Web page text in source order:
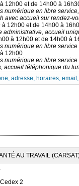
12h00 et de 14h00 à
numérique en libre
avec accueil sur rendez-
à 12h00 et de 14h00 à
administrative, accueil
à 12h00 et de 14h00 à
numérique en libre
12h00
numérique en libre
accueil téléphonique du
adresse, horaires,
AU TRAVAIL
2